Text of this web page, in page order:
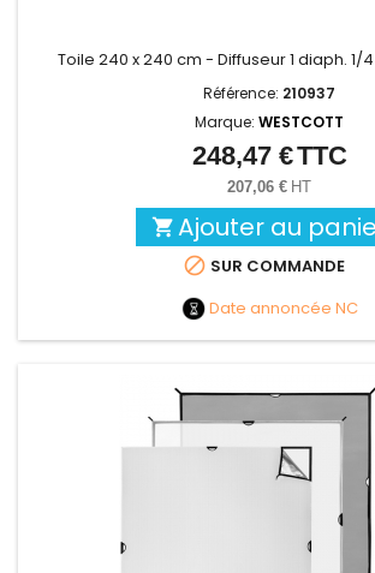
Toile 240 x 240 cm - Diffuseur 1 diaph.
Référence: 210937
Marque: WESTCOTT
Prix
248,47 €TTC
207,06 € HT
 Ajouter au
 SUR COMMANDE
Date annoncée NC